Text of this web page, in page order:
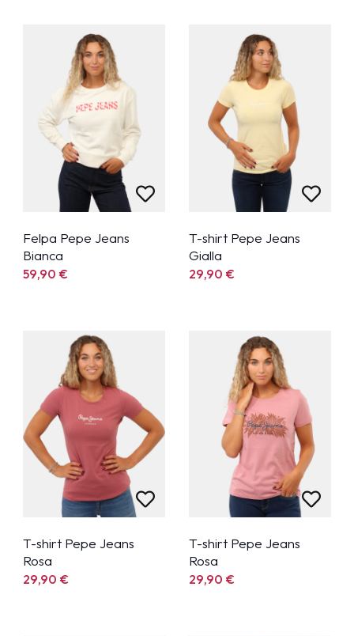
Felpa Pepe Jeans
Bianca
59,90€
T-shirt Pepe Jeans
Gialla
29,90€
T-shirt Pepe Jeans
Rosa
29,90€
T-shirt Pepe Jeans
Rosa
29,90€